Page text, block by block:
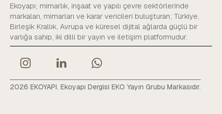
Ekoyapı; mimarlık, inşaat ve yapılı çevre sektörlerinde
markaları, mimarları ve karar vericileri buluşturan; Türkiye,
Birleşik Krallık, Avrupa ve küresel dijital ağlarda güçlü bir
varlığa sahip, iki dilli bir yayın ve iletişim platformudur.
2026 EKOYAPI. Ekoyapı Dergisi EKO Yayın Grubu Markasıdır.